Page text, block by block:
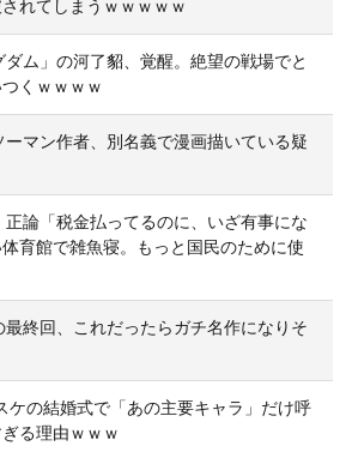
れてしまうｗｗｗｗｗ
ダム」の河了貂、覚醒。絶望の戦場でと
くｗｗｗｗ
ーマン作者、別名義で漫画描いている疑
正論「税金払ってるのに、いざ有事にな
育館で雑魚寝。もっと国民のために使
最終回、これだったらガチ名作になりそ
ケの結婚式で「あの主要キャラ」だけ呼
る理由ｗｗｗ